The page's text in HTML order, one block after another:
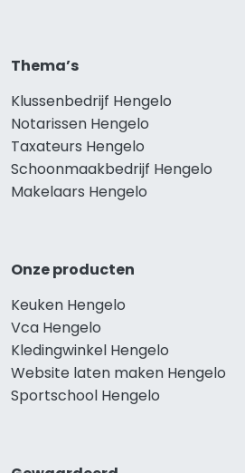
Thema’s
Klussenbedrijf Hengelo
Notarissen Hengelo
Taxateurs Hengelo
Schoonmaakbedrijf Hengelo
Makelaars Hengelo
Onze producten
Keuken Hengelo
Vca Hengelo
Kledingwinkel Hengelo
Website laten maken Hengelo
Sportschool Hengelo